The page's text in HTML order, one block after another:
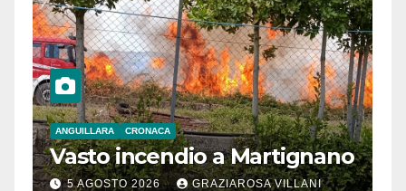
ANGUILLARA CRONACA
Vasto incendio a Martignano
5 AGOSTO 2026 GRAZIAROSA VILLANI